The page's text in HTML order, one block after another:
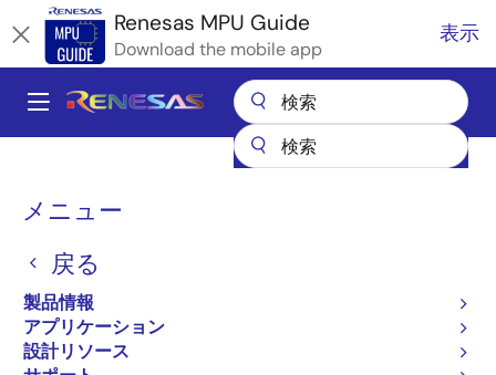
イ
ン
Renesas MPU Guide
Download the mobile app
表示
Main
メニュー
戻る
製品情報
アプリケーション
設計リソース
パ
く
ず
マイクロコントローラとマイクロプロセッサ
BACnetスタートアップ
[RZ/N2L-RSK]